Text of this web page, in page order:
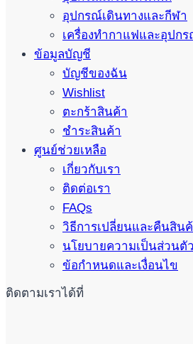
อุปกรณ์เดินทางและกีฬา
เครื่องทำกาแฟและอุปก
ข้อมูลบัญชี
บัญชีของฉัน
Wishlist
ตะกร้าสินค้า
ชำระสินค้า
ศูนย์ช่วยเหลือ
เกี่ยวกับเรา
ติดต่อเรา
FAQs
วิธีการเปลี่ยนและคืนสิน
นโยบายความเป็นส่วนตัว
ข้อกำหนดและเงื่อนไข
ติดตามเราได้ที่